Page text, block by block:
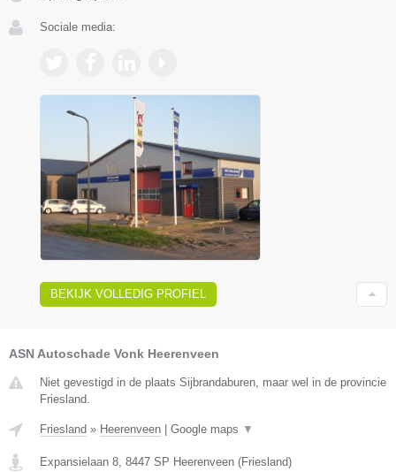
Sociale media:
BEKIJK VOLLEDIG PROFIEL
ASN Autoschade Vonk Heerenveen
Niet gevestigd in de plaats Sijbrandaburen, maar wel in de provincie
Friesland.
Friesland » Heerenveen | Google maps ▼
Expansielaan 8 8447 SP Heerenveen (Friesland)